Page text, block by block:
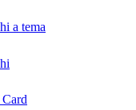
a tema